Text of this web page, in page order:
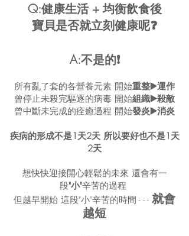
Q:健康生活 + 均衡飲食後
寶貝是否就立刻健康呢❓
A:不是的❗️
所有亂了套的各營養元素 開始重整▶️運作
曾停止未殺完驅逐的病毒 開始組織▶️殺敵
曾中斷未完成的痊癒過程 開始發炎▶️消炎
疾病的形成不是1天2天 所以要好也不是1天
2天
想快快迎接開心輕鬆的未來 還會有一
段"小"辛苦的過程
但越早開始 這段"小"辛苦的時間 - - - 就會
越短